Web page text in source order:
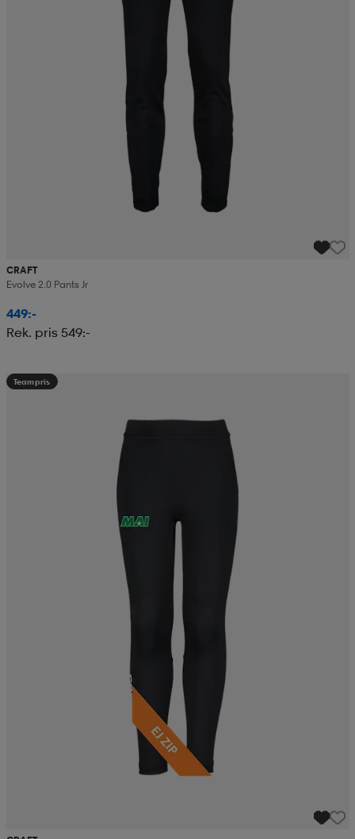
CRAFT
Evolve 2.0 Pants Jr
449:-
Rek. pris 549:-
Teampris